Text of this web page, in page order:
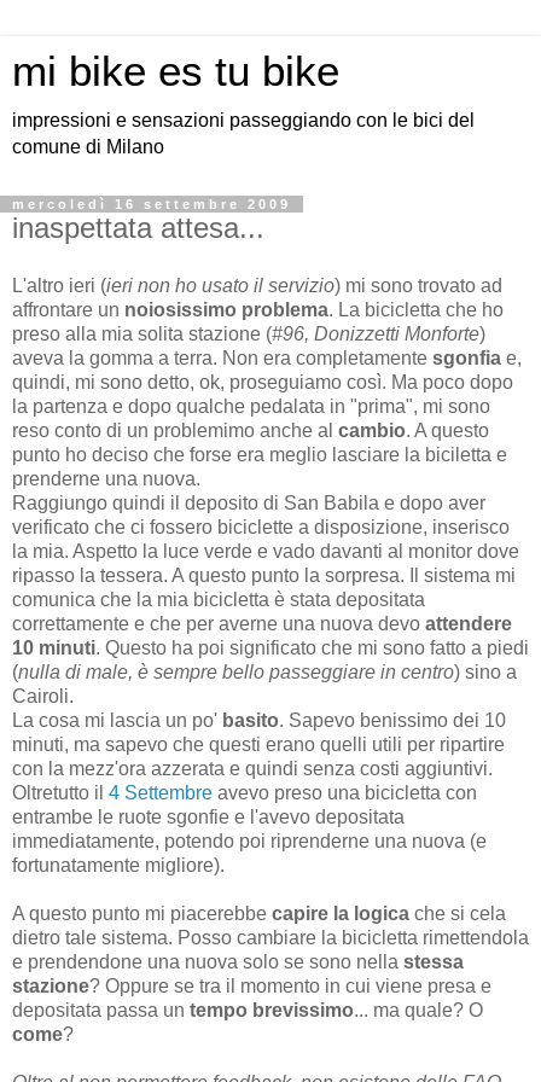
mi bike es tu bike
impressioni e sensazioni passeggiando con le bici del
comune di Milano
mercoledì 16 settembre 2009
inaspettata attesa...
L'altro ieri (ieri non ho usato il servizio) mi sono trovato ad
affrontare un noiosissimo problema. La bicicletta che ho
preso alla mia solita stazione (#96, Donizzetti Monforte)
aveva la gomma a terra. Non era completamente sgonfia e,
quindi, mi sono detto, ok, proseguiamo così. Ma poco dopo
la partenza e dopo qualche pedalata in "prima", mi sono
reso conto di un problemimo anche al cambio. A questo
punto ho deciso che forse era meglio lasciare la biciletta e
prenderne una nuova.
Raggiungo quindi il deposito di San Babila e dopo aver
verificato che ci fossero biciclette a disposizione, inserisco
la mia. Aspetto la luce verde e vado davanti al monitor dove
ripasso la tessera. A questo punto la sorpresa. Il sistema mi
comunica che la mia bicicletta è stata depositata
correttamente e che per averne una nuova devo attendere
10 minuti. Questo ha poi significato che mi sono fatto a piedi
(nulla di male, è sempre bello passeggiare in centro) sino a
Cairoli.
La cosa mi lascia un po' basito. Sapevo benissimo dei 10
minuti, ma sapevo che questi erano quelli utili per ripartire
con la mezz'ora azzerata e quindi senza costi aggiuntivi.
Oltretutto il 4 Settembre avevo preso una bicicletta con
entrambe le ruote sgonfie e l'avevo depositata
immediatamente, potendo poi riprenderne una nuova (e
fortunatamente migliore).
A questo punto mi piacerebbe capire la logica che si cela
dietro tale sistema. Posso cambiare la bicicletta rimettendola
e prendendone una nuova solo se sono nella stessa
stazione? Oppure se tra il momento in cui viene presa e
depositata passa un tempo brevissimo... ma quale? O
come?